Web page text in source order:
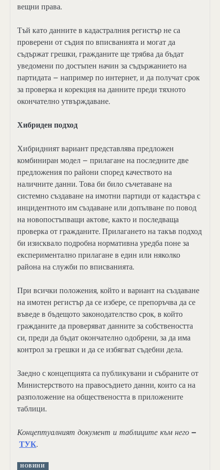
вещни права.
Тъй като данните в кадастралния регистър не са
проверени от съдия по вписванията и могат да
съдържат грешки, гражданите ще трябва да бъдат
уведомени по достъпен начин за съдържанието на
партидата – например по интернет, и да получат срок
за проверка и корекция на данните преди тяхното
окончателно утвърждаване.
Хибриден подход
Хибридният вариант представлява предложен
комбиниран модел – прилагане на последните две
предложения по райони според качеството на
наличните данни. Това би било съчетаване на
системно създаване на имотни партиди от кадастъра с
инцидентното им създаване или допълване по повод
на новопостъпващи актове, както и последваща
проверка от гражданите. Прилагането на такъв подход
би изисквало подробна нормативна уредба поне за
експериментално прилагане в един или няколко
района на служби по вписванията.
При всички положения, който и вариант на създаване
на имотен регистър да се избере, се препоръчва да се
въведе в бъдещото законодателство срок, в който
гражданите да проверяват данните за собствеността
си, преди да бъдат окончателно одобрени, за да има
контрол за грешки и да се избягват съдебни дела.
Заедно с концепцията са публикувани и събраните от
Министерството на правосъдието данни, които са на
разположение на обществеността в приложените
таблици.
Концептуалният документ и таблиците към него –
ТУК.
НОВИНИ